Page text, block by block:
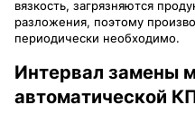
вязкость, загрязняются
разложения, поэтому
периодически необходимо.
Интервал замены
автоматической